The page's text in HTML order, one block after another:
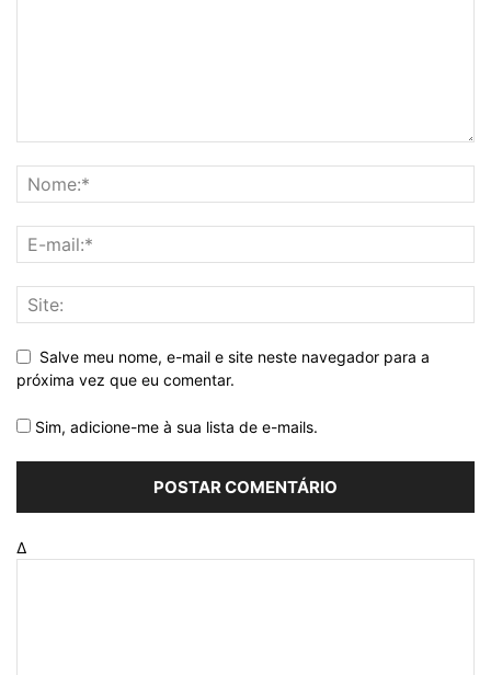
Salve meu nome, e-mail e site neste navegador para a
próxima vez que eu comentar.
Sim, adicione-me à sua lista de e-mails.
Δ